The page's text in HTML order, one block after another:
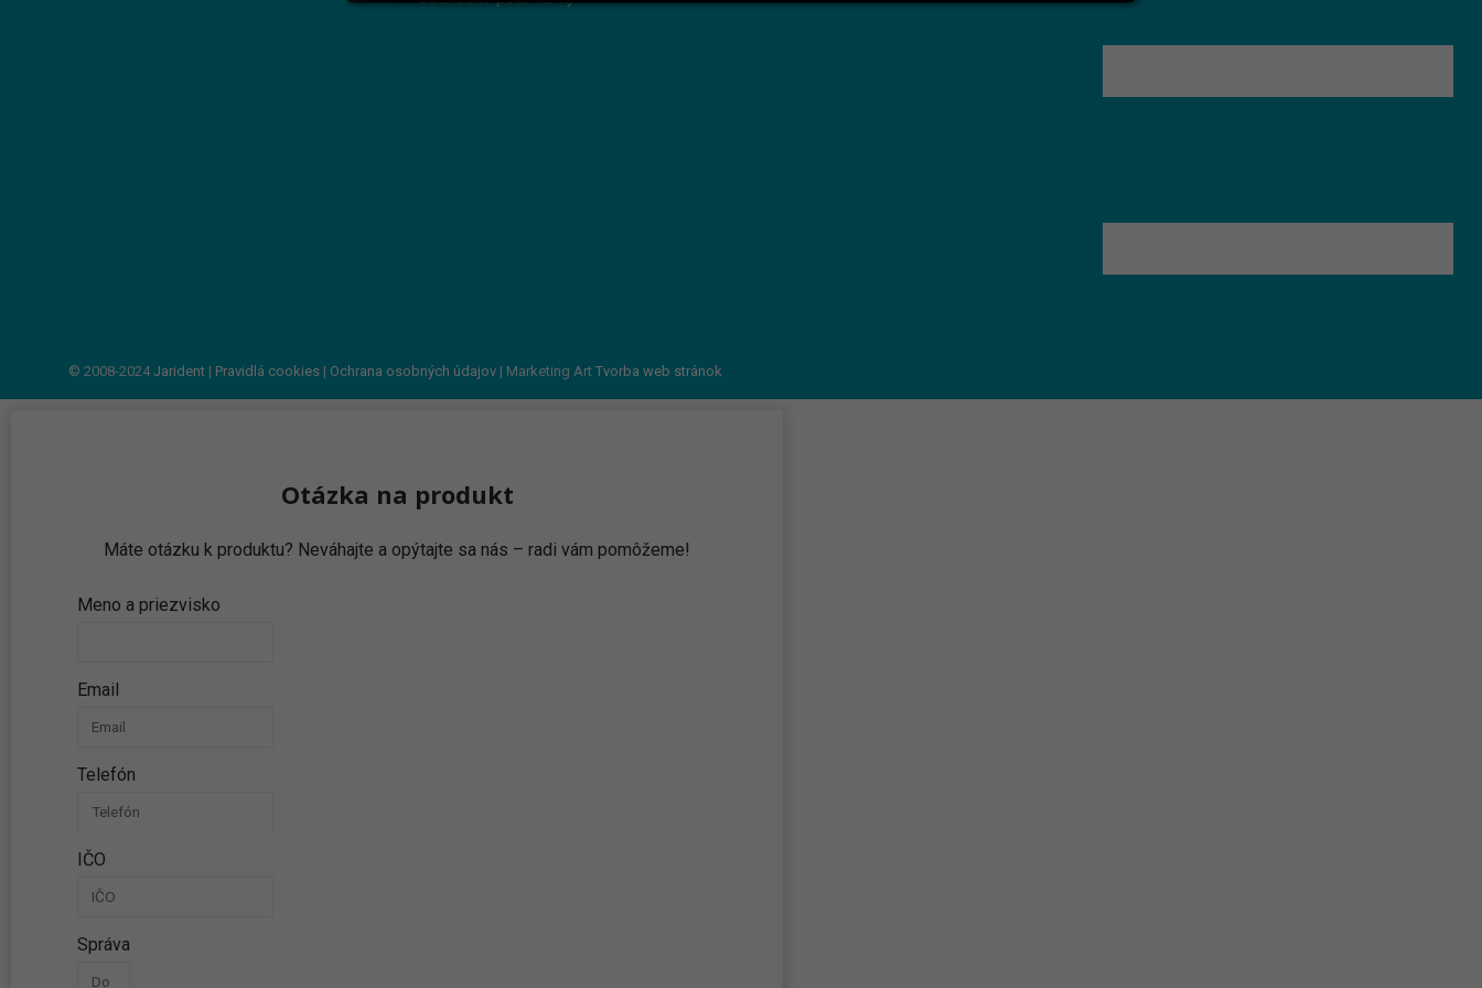
© 2008-2024Jarident | Pravidlá cookies | Ochrana osobných údajov | Marketing Art Tvorba web stránok
Otázka na produkt
Máte otázku k produktu? Neváhajte a opýtajte sa nás – radi vám pomôžeme!
Meno a priezvisko
Email
Telefón
IČO
Správa